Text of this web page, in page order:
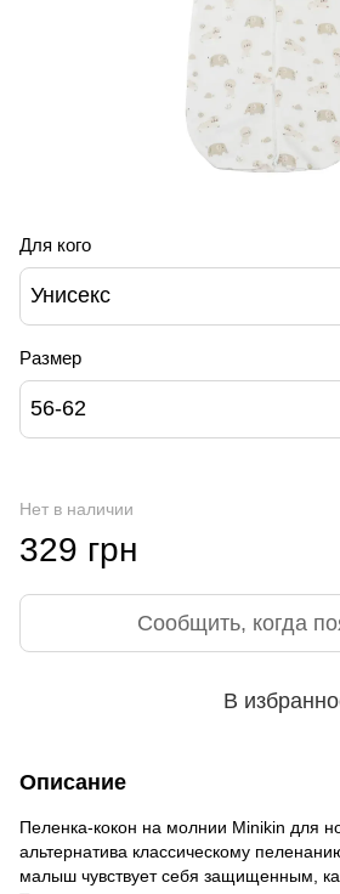
Для кого
Унисекс
Размер
56-62
Нет в наличии
329 грн
Сообщить, когда
В
Описание
Пеленка-кокон на молнии Minikin для
альтернатива классическому
малыш чувствует себя защищенным,